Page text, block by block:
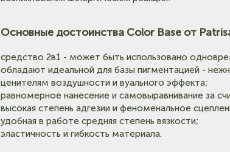
Основные достоинства Color Base от
средство 2в1 - может быть использовано
обладают идеальной для базы пигментацией -
ценителям воздушности и вуального эффекта;
равномерное нанесение и самовыравнивание за
высокая степень адгезии и феноменальное
удобная в работе средняя степень вязкости;
эластичность и гибкость материала.